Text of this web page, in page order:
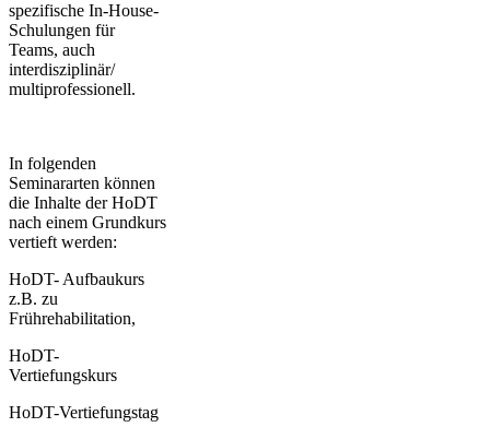
spezifische In-House-
Schulungen für
Teams, auch
interdisziplinär/
multiprofessionell.
In folgenden
Seminararten können
die Inhalte der HoDT
nach einem Grundkurs
vertieft werden:
HoDT- Aufbaukurs
z.B. zu
Frührehabilitation,
HoDT-
Vertiefungskurs
HoDT-Vertiefungstag